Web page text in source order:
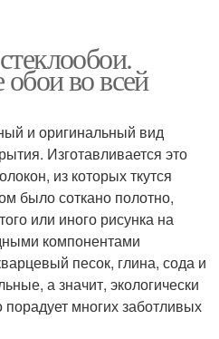
во всей
и оригинальный вид
Изготавливается это
из которых ткутся
было соткано полотно,
или иного рисунка на
компонентами
песок, глина, сода и
а значит, экологически
многих заботливых